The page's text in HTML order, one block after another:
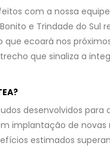
com a nossa
Bonito e Trindade do
que ecoará nos
que sinaliza a
desenvolvidos
implantação de novas
estimados